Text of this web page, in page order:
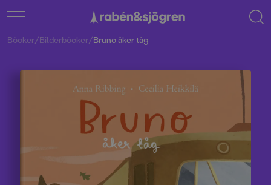
Böcker/Bilderböcker/Bruno åker tåg